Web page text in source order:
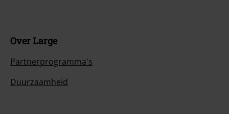
Over Large
Partnerprogramma's
Duurzaamheid